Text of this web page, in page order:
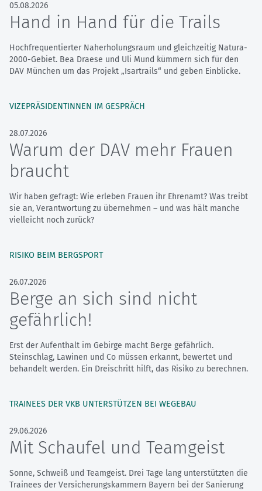
05.08.2026
Hand in Hand für die Trails
Hochfrequentierter Naherholungsraum und gleichzeitig Natura-
2000-Gebiet. Bea Draese und Uli Mund kümmern sich für den
DAV München um das Projekt „Isartrails“ und geben Einblicke.
VIZEPRÄSIDENTINNEN IM GESPRÄCH
28.07.2026
Warum der DAV mehr Frauen
braucht
Wir haben gefragt: Wie erleben Frauen ihr Ehrenamt? Was treibt
sie an, Verantwortung zu übernehmen – und was hält manche
vielleicht noch zurück?
RISIKO BEIM BERGSPORT
26.07.2026
Berge an sich sind nicht
gefährlich!
Erst der Aufenthalt im Gebirge macht Berge gefährlich.
Steinschlag, Lawinen und Co müssen erkannt, bewertet und
behandelt werden. Ein Dreischritt hilft, das Risiko zu berechnen.
TRAINEES DER VKB UNTERSTÜTZEN BEI WEGEBAU
29.06.2026
Mit Schaufel und Teamgeist
Sonne, Schweiß und Teamgeist. Drei Tage lang unterstützten die
Trainees der Versicherungskammern Bayern bei der Sanierung